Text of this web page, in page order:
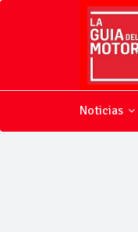
Noticias